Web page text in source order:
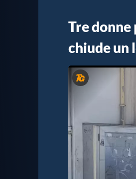
Tre donne
chiude un